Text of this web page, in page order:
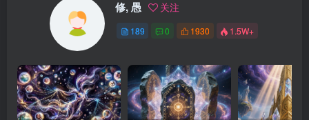
修, 愚 关注
189 0 1930 1.5W+